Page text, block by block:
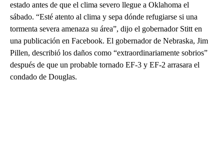
estado antes de que el clima severo llegue a Oklahoma el
sábado. “Esté atento al clima y sepa dónde refugiarse si una
tormenta severa amenaza su área”, dijo el gobernador Stitt en
una publicación en Facebook. El gobernador de Nebraska, Jim
Pillen, describió los daños como “extraordinariamente sobrios”
después de que un probable tornado EF-3 y EF-2 arrasara el
condado de Douglas.